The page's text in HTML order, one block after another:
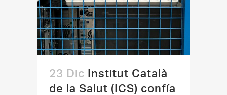
23 Dic
Institut Català
de la Salut (ICS) confía